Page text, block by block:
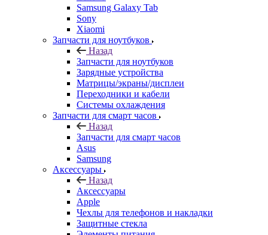
Samsung Galaxy Tab
Sony
Xiaomi
Запчасти для ноутбуков
Назад
Запчасти для ноутбуков
Зарядные устройства
Матрицы/экраны/дисплеи
Переходники и кабели
Системы охлаждения
Запчасти для смарт часов
Назад
Запчасти для смарт часов
Asus
Samsung
Аксессуары
Назад
Аксессуары
Apple
Чехлы для телефонов и накладки
Защитные стекла